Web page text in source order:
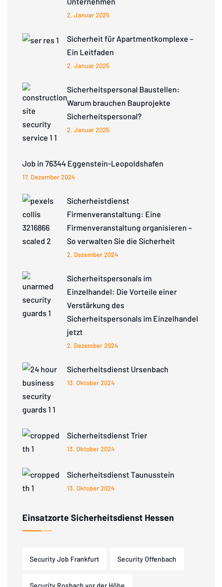
2. Januar 2025
Sicherheit für Apartmentkomplexe –
Ein Leitfaden
2. Januar 2025
Sicherheitspersonal Baustellen:
Warum brauchen Bauprojekte
Sicherheitspersonal?
2. Januar 2025
Job in 76344 Eggenstein-Leopoldshafen
17. Dezember 2024
Sicherheistdienst
Firmenveranstaltung: Eine
Firmenveranstaltung organisieren –
So verwalten Sie die Sicherheit
2. Dezember 2024
Sicherheitspersonals im
Einzelhandel: Die Vorteile einer
Verstärkung des
Sicherheitspersonals im Einzelhandel
jetzt
2. Dezember 2024
Sicherheitsdienst Ursenbach
13. Oktober 2024
Sicherheitsdienst Trier
13. Oktober 2024
Sicherheitsdienst Taunusstein
13. Oktober 2024
Einsatzorte Sicherheitsdienst Hessen
Security Job Frankfurt Security Offenbach